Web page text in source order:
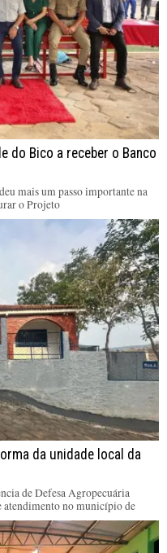
do Bico a receber o Banco
mais um passo importante na
o Projeto
da unidade local da
de Defesa Agropecuária
atendimento no município de